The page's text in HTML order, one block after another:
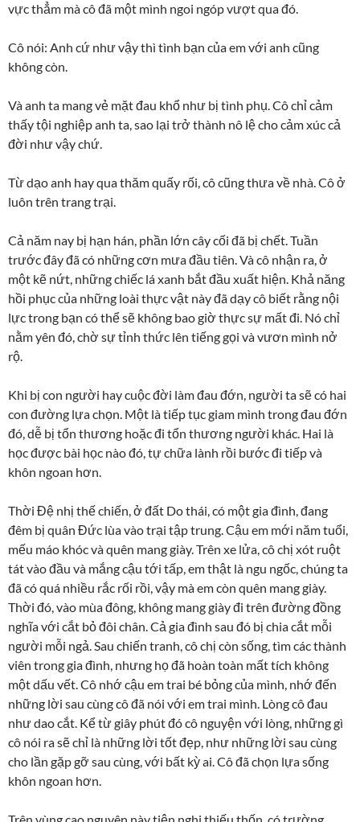
vực thẳm mà cô đã một mình ngoi ngóp vượt qua đó.
Cô nói: Anh cứ như vậy thì tình bạn của em với anh cũng
không còn.
Và anh ta mang vẻ mặt đau khổ như bị tình phụ. Cô chỉ cảm
thấy tội nghiệp anh ta, sao lại trở thành nô lệ cho cảm xúc cả
đời như vậy chứ.
Từ dạo anh hay qua thăm quấy rối, cô cũng thưa về nhà. Cô ở
luôn trên trang trại.
Cả năm nay bị hạn hán, phần lớn cây cối đã bị chết. Tuần
trước đây đã có những cơn mưa đầu tiên. Và cô nhận ra, ở
một kẽ nứt, những chiếc lá xanh bắt đầu xuất hiện. Khả năng
hồi phục của những loài thực vật này đã dạy cô biết rằng nội
lực trong bạn có thể sẽ không bao giờ thực sự mất đi. Nó chỉ
nằm yên đó, chờ sự tỉnh thức lên tiếng gọi và vươn mình nở
rộ.
Khi bị con người hay cuộc đời làm đau đớn, người ta sẽ có hai
con đường lựa chọn. Một là tiếp tục giam mình trong đau đớn
đó, dễ bị tổn thương hoặc đi tổn thương người khác. Hai là
học được bài học nào đó, tự chữa lành rồi bước đi tiếp và
khôn ngoan hơn.
Thời Đệ nhị thế chiến, ở đất Do thái, có một gia đình, đang
đêm bị quân Đức lùa vào trại tập trung. Cậu em mới năm tuổi,
mếu máo khóc và quên mang giày. Trên xe lửa, cô chị xót ruột
tát vào đầu và mắng cậu tới tấp, em thật là ngu ngốc, chúng ta
đã có quá nhiều rắc rối rồi, vậy mà em còn quên mang giày.
Thời đó, vào mùa đông, không mang giày đi trên đường đồng
nghĩa với cắt bỏ đôi chân. Cả gia đình sau đó bị chia cắt mỗi
người mỗi ngả. Sau chiến tranh, cô chị còn sống, tìm các thành
viên trong gia đình, nhưng họ đã hoàn toàn mất tích không
một dấu vết. Cô nhớ cậu em trai bé bỏng của mình, nhớ đến
những lời sau cùng cô đã nói với em trai mình. Lòng cô đau
như dao cắt. Kể từ giây phút đó cô nguyện với lòng, những gì
cô nói ra sẽ chỉ là những lời tốt đẹp, như những lời sau cùng
cho lần gặp gỡ sau cùng, với bất kỳ ai. Cô đã chọn lựa sống
khôn ngoan hơn.